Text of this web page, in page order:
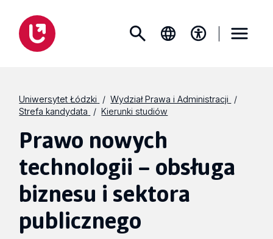
Uniwersytet Łódzki
Wydział Prawa i Administracji
Strefa kandydata
Kierunki studiów
Prawo nowych
technologii – obsługa
biznesu i sektora
publicznego